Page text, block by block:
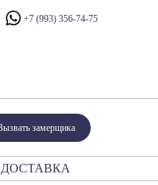
+7 (993) 356-74-75
замерщика
ДОСТАВКА